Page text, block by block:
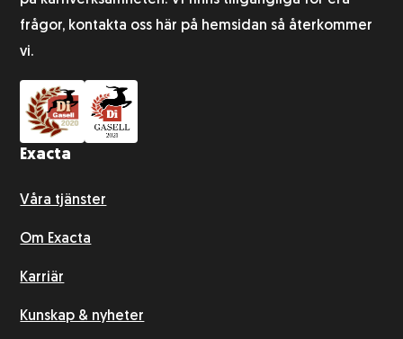
frågor, kontakta oss här på hemsidan så återkommer
vi.
Exacta
Våra tjänster
Om Exacta
Karriär
Kunskap & nyheter